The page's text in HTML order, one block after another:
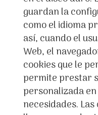
guardan la
como el idioma
así, cuando el
Web, el
cookies que le
permite prestar
personalizada
necesidades.